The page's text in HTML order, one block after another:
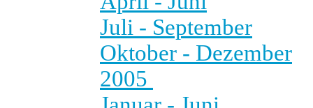
Juli - September
Oktober - Dezember
2005